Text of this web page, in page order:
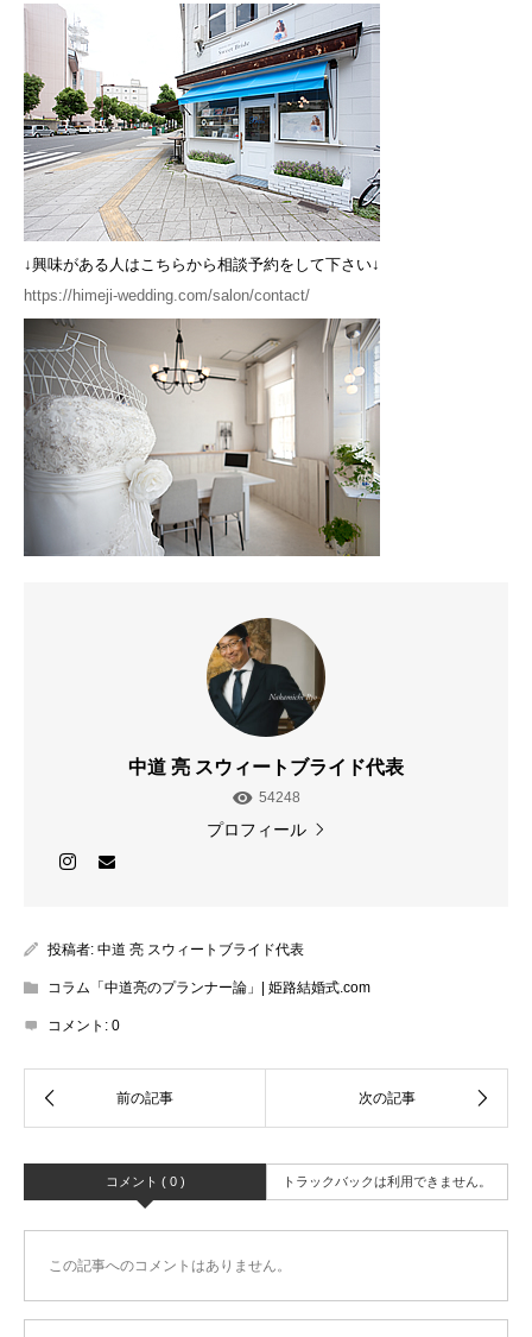
↓興味がある人はこちらから相談予約をして下さい↓
https://himeji-wedding.com/salon/contact/
中道 亮 スウィートブライド代表
54248
プロフィール
投稿者: 中道 亮 スウィートブライド代表
コラム「中道亮のプランナー論」| 姫路結婚式.com
コメント: 0
コメント ( 0 ) トラックバックは利用できません。
この記事へのコメントはありません。